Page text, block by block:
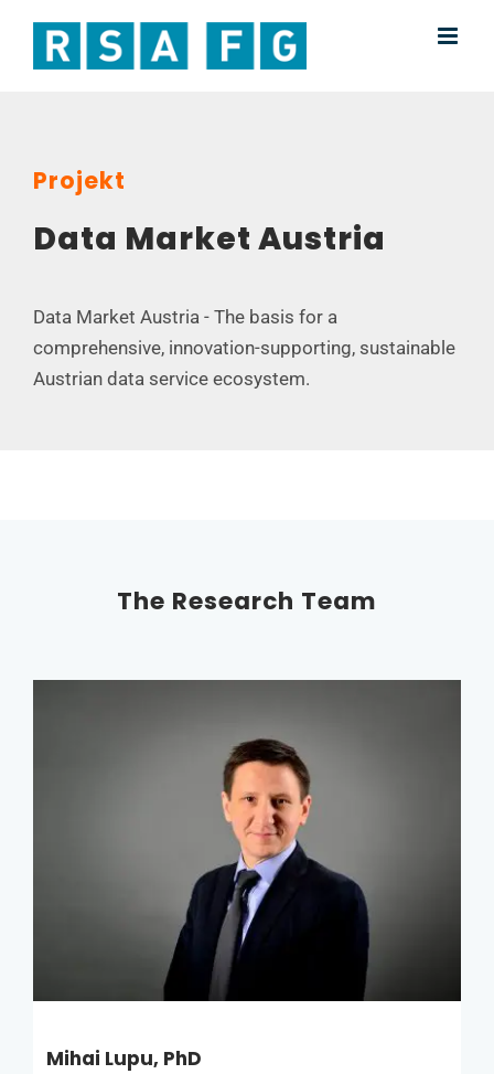
content
Projekt
Data Market Austria
Data Market Austria - The basis for a
comprehensive, innovation-supporting, sustainable
Austrian data service ecosystem.
The Research Team
Mihai Lupu, PhD